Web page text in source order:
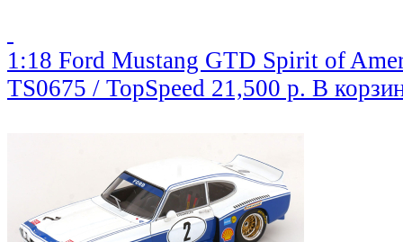
1:18 Ford Mustang GTD Spirit of
TS0675 / TopSpeed 21,500 р. В